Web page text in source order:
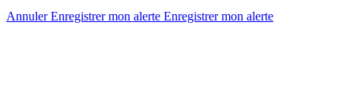
AnnulerEnregistrer mon alerte Enregistrermon alerte